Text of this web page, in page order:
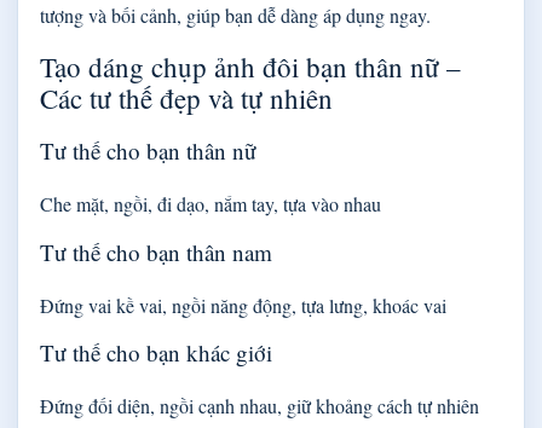
tượng và bối cảnh, giúp bạn dễ dàng áp dụng ngay.
Tạo dáng chụp ảnh đôi bạn thân nữ –
Các tư thế đẹp và tự nhiên
Tư thế cho bạn thân nữ
Che mặt, ngồi, đi dạo, nắm tay, tựa vào nhau
Tư thế cho bạn thân nam
Đứng vai kề vai, ngồi năng động, tựa lưng, khoác vai
Tư thế cho bạn khác giới
Đứng đối diện, ngồi cạnh nhau, giữ khoảng cách tự nhiên